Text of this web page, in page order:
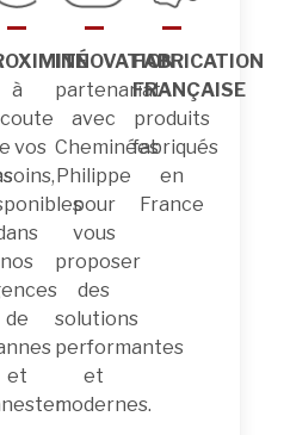
à
vos
nos
de
et
INNOVATION
partenariat
avec
Cheminées
Philippe
pour
vous
proposer
des
solutions
performantes
et
modernes.
FABRICATION
FRANÇAISE
produits
fabriqués
en
France